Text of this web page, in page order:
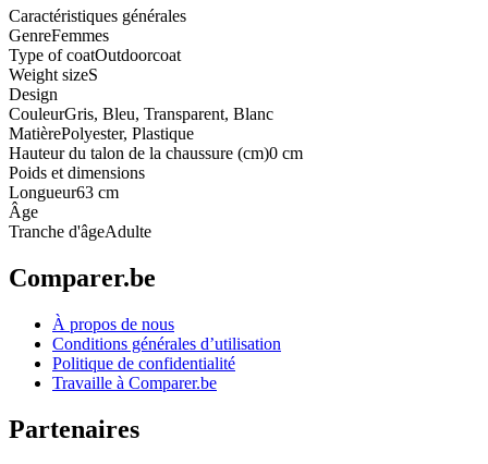
Caractéristiques générales
GenreFemmes
Type of coatOutdoorcoat
Weight sizeS
Design
CouleurGris, Bleu, Transparent, Blanc
MatièrePolyester, Plastique
Hauteur du talon de la chaussure (cm)0 cm
Poids et dimensions
Longueur63 cm
Âge
Tranche d'âgeAdulte
Comparer.be
À propos de nous
Conditions générales d’utilisation
Politique de confidentialité
Travaille à Comparer.be
Partenaires